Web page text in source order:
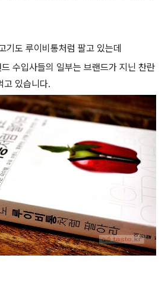
기도 루이비통처럼 팔고 있는데
수입사들의 일부는 브랜드가 지닌 찬란
고 있습니다.